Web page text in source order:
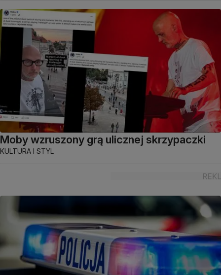
Moby wzruszony grą ulicznej skrzypaczki
KULTURA I STYL